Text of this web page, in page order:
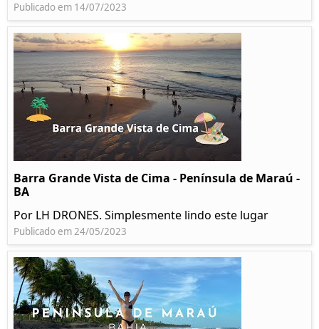
Publicado em 14/07/2023
Barra Grande Vista de Cima - Península de Maraú -
BA
Por LH DRONES. Simplesmente lindo este lugar
Publicado em 24/05/2023